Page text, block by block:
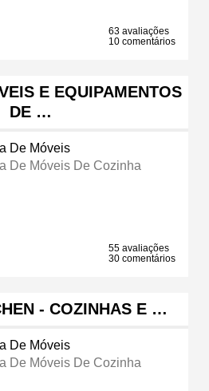
63 avaliações
10 comentários
E EQUIPAMENTOS
DE …
De Móveis
De Móveis De Cozinha
55 avaliações
30 comentários
- COZINHAS E …
De Móveis
De Móveis De Cozinha